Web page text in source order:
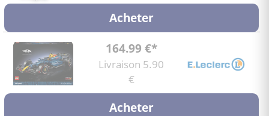
Acheter
164.99 €*
Livraison 5.90
€
Acheter